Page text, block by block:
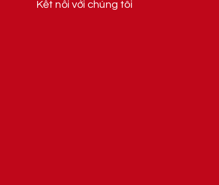
Kết nối với chúng tôi